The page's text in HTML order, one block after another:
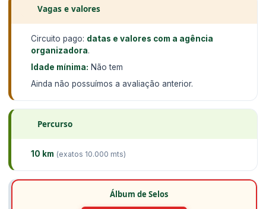
Vagas e valores
Circuito pago: datas e valores com a agência
organizadora.
Idade mínima: Não tem
Ainda não possuímos a avaliação anterior.
Percurso
10 km (exatos 10.000 mts)
Álbum de Selos